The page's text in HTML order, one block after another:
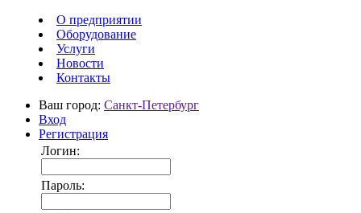
О предприятии
Оборудование
Услуги
Новости
Контакты
Ваш город: Санкт-Петербург
Вход
Регистрация
Логин:
Пароль: